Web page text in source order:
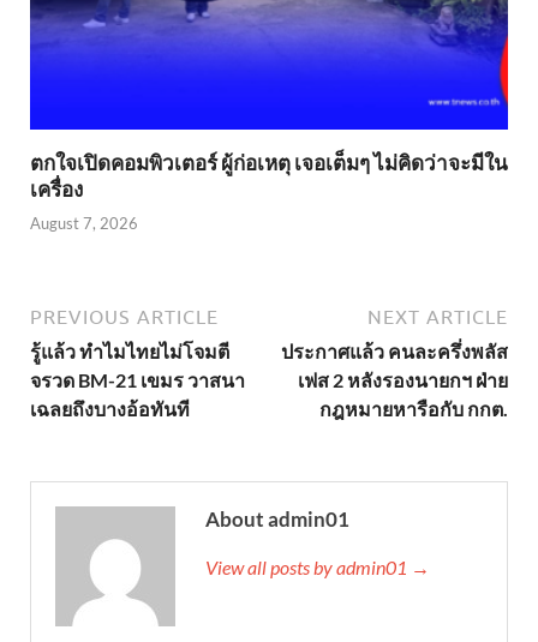
ตกใจเปิดคอมพิวเตอร์ ผู้ก่อเหตุ เจอเต็มๆ ไม่คิดว่าจะมีใน
เครื่อง
August 7, 2026
PREVIOUS ARTICLE
รู้แล้ว ทำไมไทยไม่โจมตี
จรวด BM-21 เขมร วาสนา
เฉลยถึงบางอ้อทันที
NEXT ARTICLE
ประกาศแล้ว คนละครึ่งพลัส
เฟส 2 หลังรองนายกฯ ฝ่าย
กฎหมายหารือกับ กกต.
About admin01
View all posts by admin01 →